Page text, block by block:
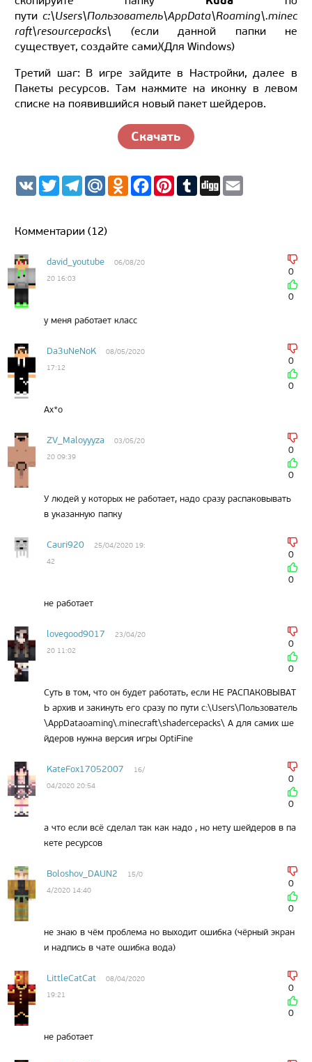
пути c:\Users\Пользователь\AppData\Roaming\.minec
raft\resourcepacks\ (если данной папки не
существует, создайте сами)(Для Windows)
Третий шаг: В игре зайдите в Настройки, далее в
Пакеты ресурсов. Там нажмите на иконку в левом
списке на появившийся новый пакет шейдеров.
Скачать
V
K
T
w
e
T
e
r
m
M
a
R
u
O
d
s
F
a
P
T
u
D
Комментарии (12)
david_youtube
06/08/20
20 16:03
0
0
у меня работает класс
Da3uNeNoK
08/05/2020
17:12
0
0
Ах*о
ZV_Maloyyyza
03/05/20
20 09:39
0
0
У людей у которых не работает, надо сразу распаковывать
в указанную папку
Cauri920
25/04/2020 19:
42
0
0
не работает
lovegood9017
23/04/20
20 11:02
0
0
Суть в том, что он будет работать, если НЕ РАСПАКОВЫВАТ
Ь архив и закинуть его сразу по пути c:\Users\Пользователь
\AppDataoaming\.minecraft\shadercepacks\ А для самих ше
йдеров нужна версия игры OptiFine
KateFox17052007
16/
04/2020 20:54
0
0
а что если всё сделал так как надо , но нету шейдеров в па
кете ресурсов
Boloshov_DAUN2
15/0
4/2020 14:40
0
0
не знаю в чём проблема но выходит ошибка (чёрный экран
и надпись в чате ошибка вода)
LittleCatCat
08/04/2020
19:21
0
0
не работает